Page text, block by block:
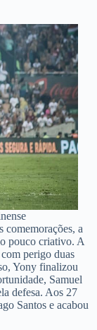
comemorações, a
pouco criativo. A
perigo duas
Yony finalizou
Samuel
defesa. Aos 27
Santos e acabou